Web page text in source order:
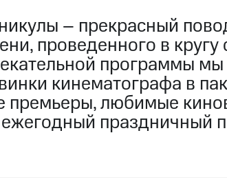
ФинансыДетям и
Гудок Мой МТС Все приложения
музыка и многое другое
доступ к геолокации
– прекрасный
проведенного в
программы
кинематографа в
премьеры, любимые
праздничный